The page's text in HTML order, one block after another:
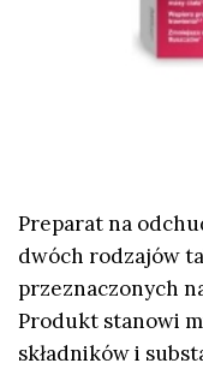
Preparat na
dwóch rodzajów
przeznaczonych
Produkt stanowi
składników i